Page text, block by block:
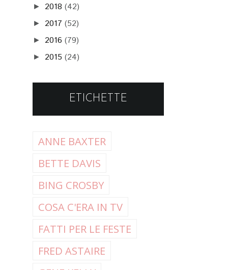
► 2018 (42)
► 2017 (52)
► 2016 (79)
► 2015 (24)
ETICHETTE
ANNE BAXTER
BETTE DAVIS
BING CROSBY
COSA C'ERA IN TV
FATTI PER LE FESTE
FRED ASTAIRE